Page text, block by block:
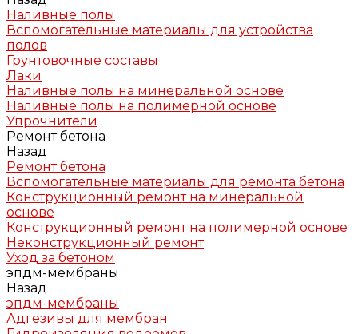
Наливные полы
Вспомогательные материалы для устройства
полов
Грунтовочные составы
Лаки
Наливные полы на минеральной основе
Наливные полы на полимерной основе
Упрочнители
Ремонт бетона
Назад
Ремонт бетона
Вспомогательные материалы для ремонта бетона
Конструкционный ремонт на минеральной
основе
Конструкционный ремонт на полимерной основе
Неконструкционный ремонт
Уход за бетоном
эпдм-мембраны
Назад
эпдм-мембраны
Адгезивы для мембран